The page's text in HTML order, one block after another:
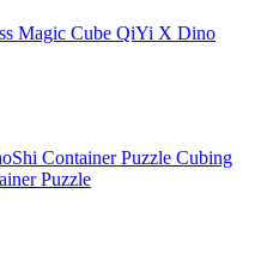
QiYi X Dino
Cubing
Puzzle